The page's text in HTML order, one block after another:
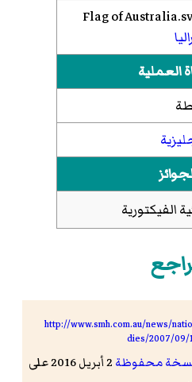
العملية
الفيكتورية
http://www.smh.com.au/news/
dies/2007/09/
محفوظة
2 أبريل 2016 على